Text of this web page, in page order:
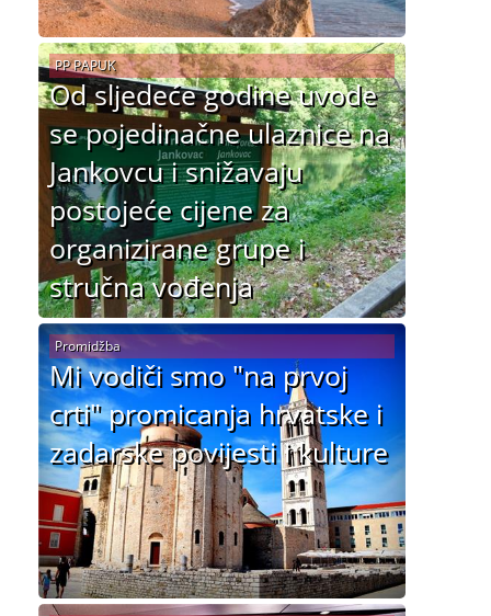
Od sljedeće godine uvode
se pojedinačne ulaznice na
Jankovcu i snižavaju
postojeće cijene za
organizirane grupe i
stručna vođenja
PP PAPUK
Mi vodiči smo "na prvoj
crti" promicanja hrvatske i
zadarske povijesti i kulture
Promidžba